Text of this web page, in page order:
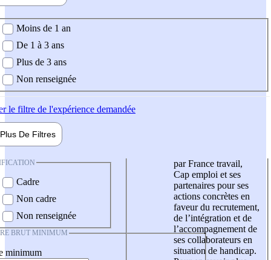
demandée
Moins de 1 an
De 1 à 3 ans
Plus de 3 ans
Non renseignée
le filtre de l'expérience demandée
Plus De Filtres
Cadre
Non cadre
Non renseignée
BRUT MINIMUM
minimum
par France travail,
Cap emploi et ses
partenaires pour ses
actions concrètes en
faveur du recrutement,
de l’intégration et de
l’accompagnement de
ses collaborateurs en
situation de handicap.